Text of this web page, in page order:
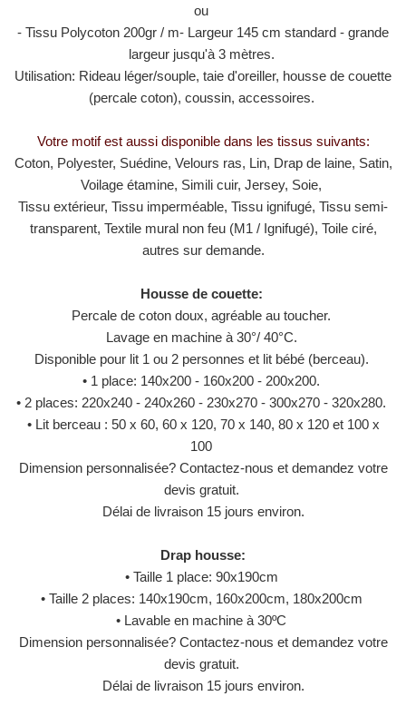
ou
- Tissu Polycoton 200gr / m- Largeur 145 cm standard - grande
largeur jusqu'à 3 mètres.
Utilisation: Rideau léger/souple, taie d'oreiller, housse de couette
(percale coton), coussin, accessoires.
Votre motif est aussi disponible dans les tissus suivants:
Coton, Polyester, Suédine, Velours ras, Lin, Drap de laine, Satin,
Voilage étamine, Simili cuir, Jersey, Soie,
Tissu extérieur, Tissu imperméable, Tissu ignifugé, Tissu semi-
transparent, Textile mural non feu (M1 / ​​Ignifugé), Toile ciré,
autres sur demande.
Housse de couette:
Percale de coton doux, agréable au toucher.
Lavage en machine à 30°/ 40°C.
Disponible pour lit 1 ou 2 personnes et lit bébé (berceau).
• 1 place: 140x200 - 160x200 - 200x200.
• 2 places: 220x240 - 240x260 - 230x270 - 300x270 - 320x280.
• Lit berceau : 50 x 60, 60 x 120, 70 x 140, 80 x 120 et 100 x
100
Dimension personnalisée? Contactez-nous et demandez votre
devis gratuit.
Délai de livraison 15 jours environ.
Drap housse:
• Taille 1 place: 90x190cm
• Taille 2 places: 140x190cm, 160x200cm, 180x200cm
• Lavable en machine à 30ºC
Dimension personnalisée? Contactez-nous et demandez votre
devis gratuit.
Délai de livraison 15 jours environ.